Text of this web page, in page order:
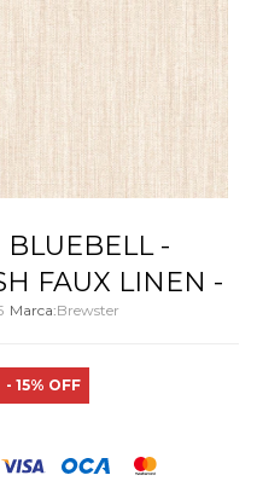
BLUEBELL -
FAUX LINEN -
Brewster
15